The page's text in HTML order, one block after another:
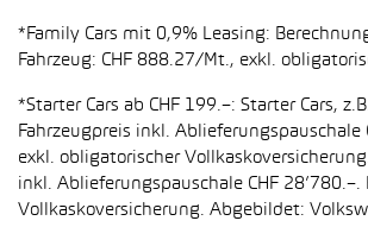
*Family Cars mit 0,9% Leasing:
Fahrzeug: CHF 888.27/Mt., exkl.
*Starter Cars ab CHF 199.–: Starter Cars,
Fahrzeugpreis inkl. Ablieferungspauschale
exkl. obligatorischer
inkl. Ablieferungspauschale CHF
Vollkaskoversicherung. Abgebildet: